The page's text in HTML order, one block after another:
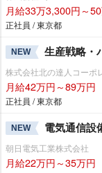
月給33万3,300円～
正社員 / 東京都
NEW 生産戦略・
株式会社北の達人コーポ
月給42万円～89万円
正社員 / 東京都
NEW 電気通信設
朝日電気工業株式会社
月給22万円～35万円